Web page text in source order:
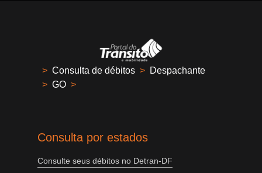
> Consulta de débitos > Despachante
> GO >
Consulta por estados
Consulte seus débitos no Detran-DF